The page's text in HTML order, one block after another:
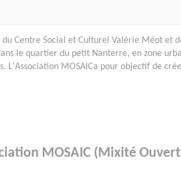
du Centre Social et Culturel Valérie Méot et
le quartier du petit Nanterre, en zone
L'Association MOSAICa pour objectif de
MOSAIC (Mixité